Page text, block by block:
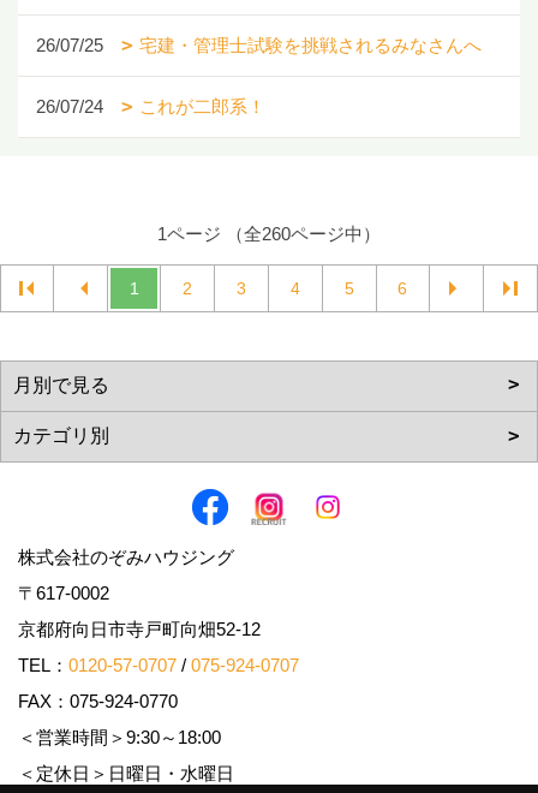
26/07/25 宅建・管理士試験を挑戦されるみなさんへ
26/07/24 これが二郎系！
1ページ （全260ページ中）
1 2 3 4 5 6
株式会社のぞみハウジング
〒617-0002
京都府向日市寺戸町向畑52-12
TEL： 0120-57-0707 / 075-924-0707
FAX：075-924-0770
＜営業時間＞9:30～18:00
＜定休日＞日曜日・水曜日